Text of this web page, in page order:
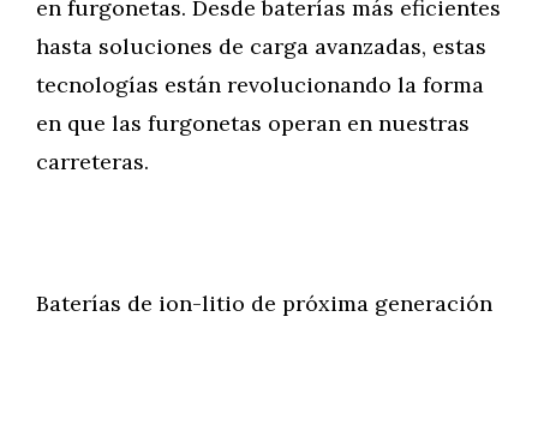
en furgonetas. Desde baterías más eficientes
hasta soluciones de carga avanzadas, estas
tecnologías están revolucionando la forma
en que las furgonetas operan en nuestras
carreteras.
Baterías de ion-litio de próxima generación